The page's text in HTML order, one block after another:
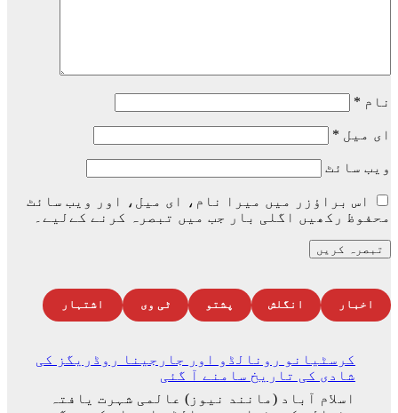
نام *
ای میل *
ویب‌ سائٹ
اس براؤزر میں میرا نام، ای میل، اور ویب سائٹ
محفوظ رکھیں اگلی بار جب میں تبصرہ کرنے کےلیے۔
اخبار انگلش پشتو ٹی وی اشتہار
کرسٹیانو رونالڈو اور جارجینا روڈریگز کی
شادی کی تاریخ سامنے آ گئی
اسلام آباد (مانند نیوز) عالمی شہرت یافتہ